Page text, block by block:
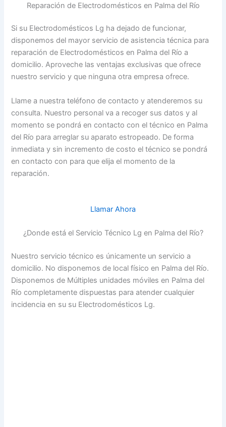
Reparación de Electrodomésticos en Palma del Río
Si su Electrodomésticos Lg ha dejado de funcionar,
disponemos del mayor servicio de asistencia técnica para
reparación de Electrodomésticos en Palma del Río a
domicilio. Aproveche las ventajas exclusivas que ofrece
nuestro servicio y que ninguna otra empresa ofrece.
Llame a nuestra teléfono de contacto y atenderemos su
consulta. Nuestro personal va a recoger sus datos y al
momento se pondrá en contacto con el técnico en Palma
del Río para arreglar su aparato estropeado. De forma
inmediata y sin incremento de costo el técnico se pondrá
en contacto con para que elija el momento de la
reparación.
Llamar Ahora
¿Donde está el Servicio Técnico Lg en Palma del Río?
Nuestro servicio técnico es únicamente un servicio a
domicilio. No disponemos de local físico en Palma del Río.
Disponemos de Múltiples unidades móviles en Palma del
Río completamente dispuestas para atender cualquier
incidencia en su su Electrodomésticos Lg.